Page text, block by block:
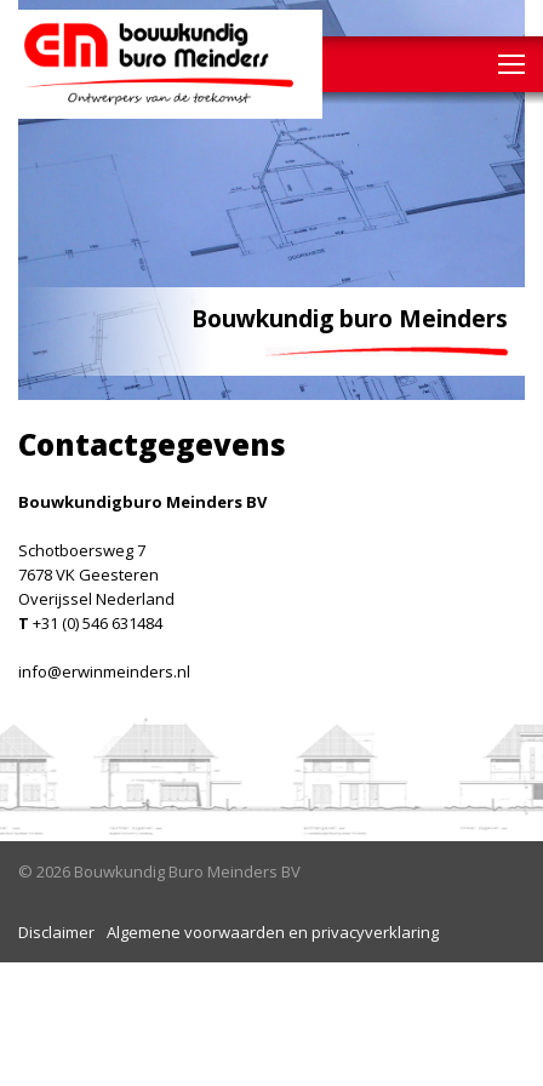
Bouwkundig buro Meinders
Contactgegevens
Bouwkundigburo Meinders BV
Schotboersweg 7
7678 VK Geesteren
Overijssel Nederland
T +31 (0) 546 631484
info@erwinmeinders.nl
© 2026 Bouwkundig Buro Meinders BV
Disclaimer Algemene voorwaarden en privacyverklaring